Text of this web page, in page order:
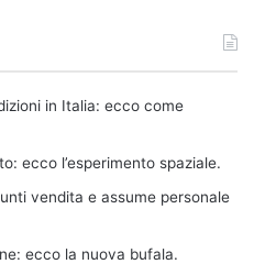
in Italia: ecco come
ecco l’esperimento spaziale.
vendita e assume personale
ecco la nuova bufala.